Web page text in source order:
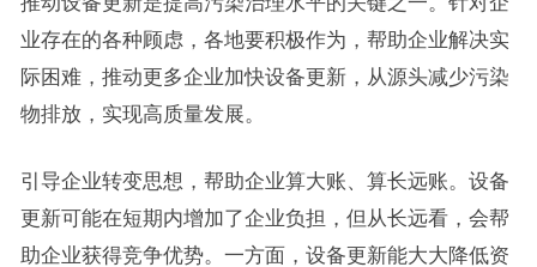
业存在的各种顾虑，各地要积极作为，帮助企业解决实
际困难，推动更多企业加快设备更新，从源头减少污染
物排放，实现高质量发展。
引导企业转变思想，帮助企业算大账、算长远账。设备
更新可能在短期内增加了企业负担，但从长远看，会帮
助企业获得竞争优势。一方面，设备更新能大大降低资